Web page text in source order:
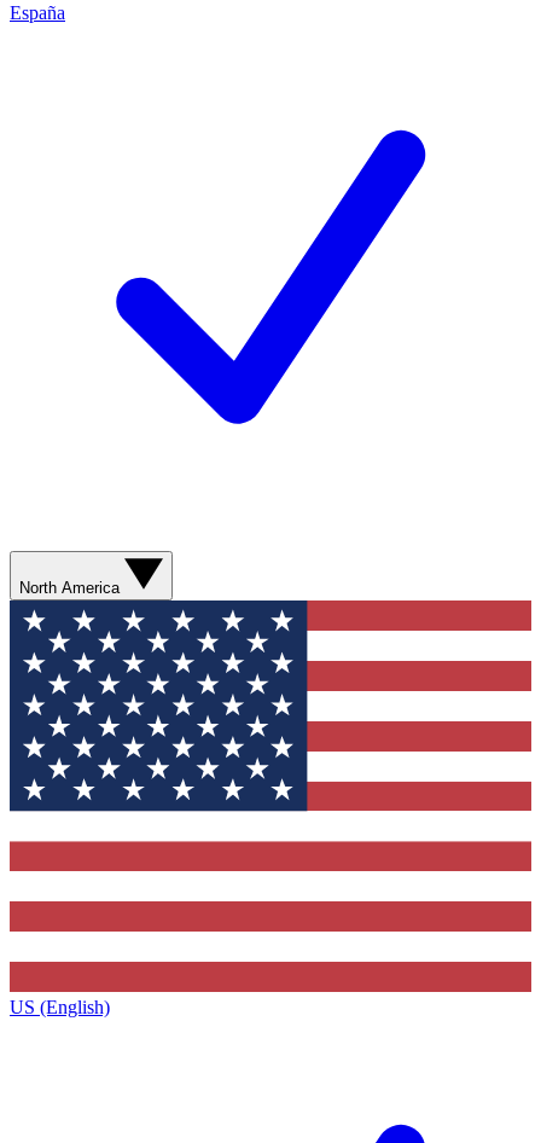
España
North America
US (English)